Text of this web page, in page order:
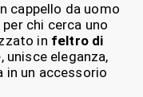
cappello da uomo
chi cerca uno
in feltro di
, unisce eleganza,
un accessorio